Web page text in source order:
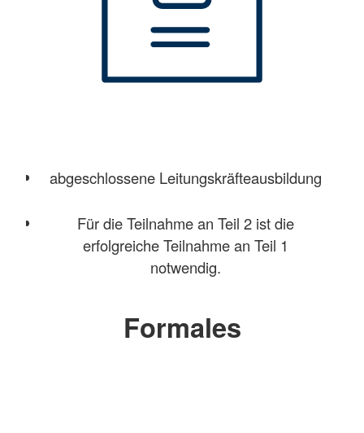
abgeschlossene Leitungskräfteausbildung
Für die Teilnahme an Teil 2 ist die
erfolgreiche Teilnahme an Teil 1
notwendig.
Formales